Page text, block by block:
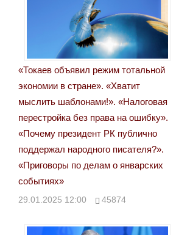
«Токаев объявил режим тотальной
экономии в стране». «Хватит
мыслить шаблонами!». «Налоговая
перестройка без права на ошибку».
«Почему президент РК публично
поддержал народного писателя?».
«Приговоры по делам о январских
событиях»
29.01.2025 12:00 45874